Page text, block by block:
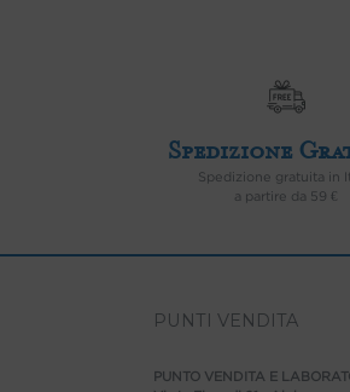
Spedizione
Spedizione gratuita in
a partire da 59 €
PUNTI VENDITA
PUNTO VENDITA E